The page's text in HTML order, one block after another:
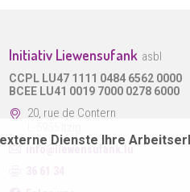
Initiativ Liewensufank asbl
CCPL LU47 1111 0484 6562 0000
BCEE LU41 0019 7000 0278 6000
20, rue de Contern
Dienste Ihre